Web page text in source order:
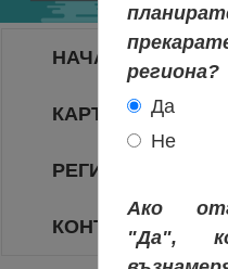
НАЧАЛО
КАРТА НА
РЕГИОНИ
КОНТАКТИ
региона?
Да
Не
Ако
"Да",